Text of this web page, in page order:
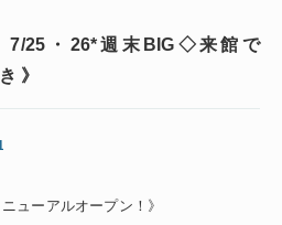
7/25・26*週末BIG◇来館で
》
ューアルオープン！》